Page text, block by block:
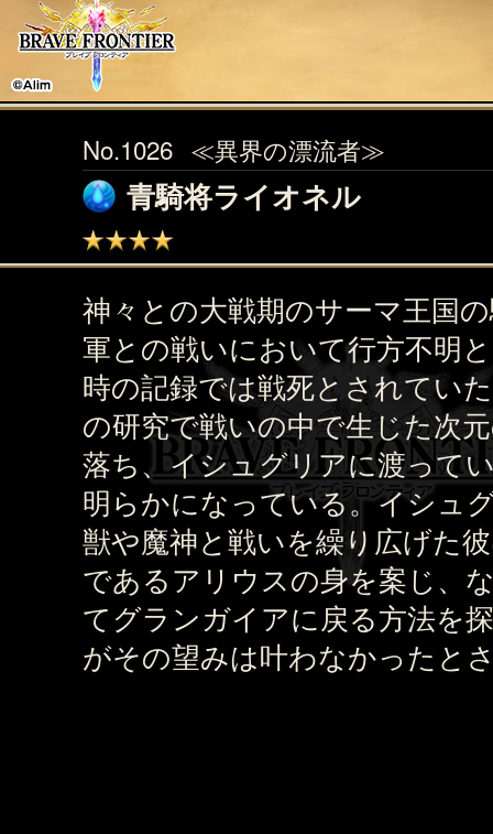
No.1026 ≪異界の漂流者≫
青騎将ライオネル
神々との大戦期のサーマ王国
軍との戦いにおいて行方不明
時の記録では戦死とされてい
の研究で戦いの中で生じた次
落ち、イシュグリアに渡って
明らかになっている。イシュ
獣や魔神と戦いを繰り広げた
であるアリウスの身を案じ、
てグランガイアに戻る方法を
がその望みは叶わなかったと